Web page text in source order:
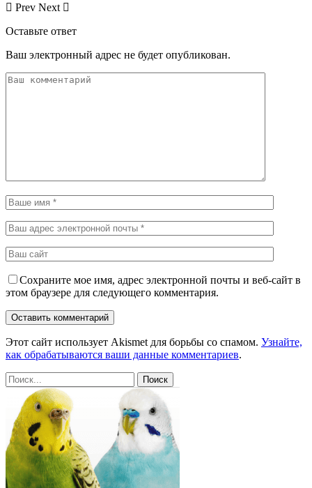
Prev Next
Оставьте ответ
Ваш электронный адрес не будет опубликован.
Сохраните мое имя, адрес электронной почты и веб-сайт в
этом браузере для следующего комментария.
Этот сайт использует Akismet для борьбы со спамом. Узнайте,
как обрабатываются ваши данные комментариев.